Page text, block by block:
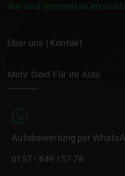
Wir sind momentan
Über uns | Kontakt
Mehr Geld Für Ihr Auto
Autobewertung per
0157 - 849 157 78